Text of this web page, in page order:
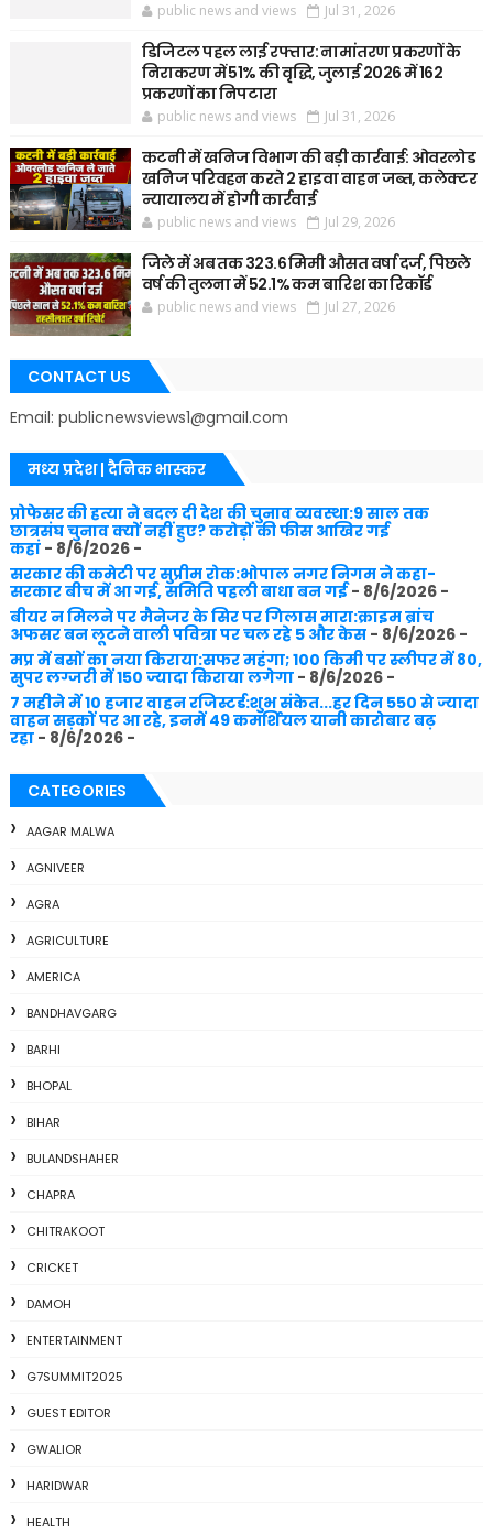
public news and views Jul 31, 2026
डिजिटल पहल लाई रफ्तार: नामांतरण प्रकरणों के
निराकरण में 51% की वृद्धि, जुलाई 2026 में 162
प्रकरणों का निपटारा
public news and views Jul 31, 2026
कटनी में खनिज विभाग की बड़ी कार्रवाई: ओवरलोड
खनिज परिवहन करते 2 हाइवा वाहन जब्त, कलेक्टर
न्यायालय में होगी कार्रवाई
public news and views Jul 29, 2026
जिले में अब तक 323.6 मिमी औसत वर्षा दर्ज, पिछले
वर्ष की तुलना में 52.1% कम बारिश का रिकॉर्ड
public news and views Jul 27, 2026
CONTACT US
Email: publicnewsviews1@gmail.com
मध्य प्रदेश | दैनिक भास्कर
प्रोफेसर की हत्या ने बदल दी देश की चुनाव व्यवस्था:9 साल तक
छात्रसंघ चुनाव क्यों नहीं हुए? करोड़ों की फीस आखिर गई
कहां- 8/6/2026-
सरकार की कमेटी पर सुप्रीम रोक:भोपाल नगर निगम ने कहा-
सरकार बीच में आ गई, समिति पहली बाधा बन गई- 8/6/2026-
बीयर न मिलने पर मैनेजर के सिर पर गिलास मारा:क्राइम ब्रांच
अफसर बन लूटने वाली पवित्रा पर चल रहे 5 और केस- 8/6/2026-
मप्र में बसों का नया किराया:सफर महंगा; 100 किमी पर स्लीपर में 80,
सुपर लग्जरी में 150 ज्यादा किराया लगेगा- 8/6/2026-
7 महीने में 10 हजार वाहन रजिस्टर्ड:शुभ संकेत...हर दिन 550 से ज्यादा
वाहन सड़कों पर आ रहे, इनमें 49 कमर्शियल यानी कारोबार बढ़
रहा- 8/6/2026-
CATEGORIES
AAGAR MALWA
AGNIVEER
AGRA
AGRICULTURE
AMERICA
BANDHAVGARG
BARHI
BHOPAL
BIHAR
BULANDSHAHER
CHAPRA
CHITRAKOOT
CRICKET
DAMOH
ENTERTAINMENT
G7SUMMIT2025
GUEST EDITOR
GWALIOR
HARIDWAR
HEALTH